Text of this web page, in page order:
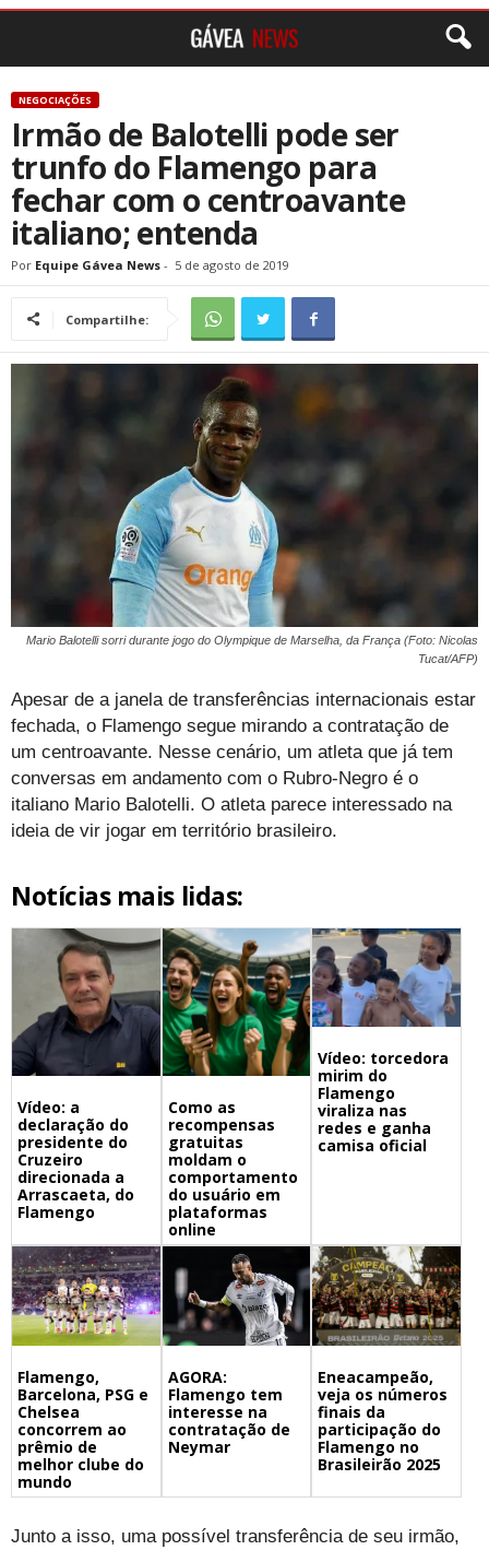
NEGOCIAÇÕES
Irmão de Balotelli pode ser
trunfo do Flamengo para
fechar com o centroavante
italiano; entenda
Por Equipe Gávea News - 5 de agosto de 2019
Compartilhe:
Mario Balotelli sorri durante jogo do Olympique de Marselha, da França (Foto: Nicolas
Tucat/AFP)
Apesar de a janela de transferências internacionais estar
fechada, o Flamengo segue mirando a contratação de
um centroavante. Nesse cenário, um atleta que já tem
conversas em andamento com o Rubro-Negro é o
italiano Mario Balotelli. O atleta parece interessado na
ideia de vir jogar em território brasileiro.
Notícias mais lidas:
Vídeo: a
declaração do
presidente do
Cruzeiro
direcionada a
Arrascaeta, do
Flamengo
Como as
recompensas
gratuitas
moldam o
comportamento
do usuário em
plataformas
online
Vídeo: torcedora
mirim do
Flamengo
viraliza nas
redes e ganha
camisa oficial
Flamengo,
Barcelona, PSG e
Chelsea
concorrem ao
prêmio de
melhor clube do
mundo
AGORA:
Flamengo tem
interesse na
contratação de
Neymar
Eneacampeão,
veja os números
finais da
participação do
Flamengo no
Brasileirão 2025
Junto a isso, uma possível transferência de seu irmão,